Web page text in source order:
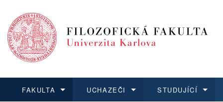
FAKULTA UCHAZEČI STUDUJÍCÍ